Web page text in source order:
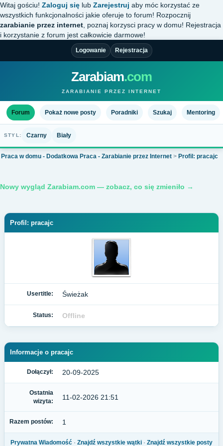
Witaj gościu! Zaloguj się lub Zarejestruj aby móc korzystać ze
wszystkich funkcjonalności jakie oferuje to forum! Rozpocznij
zarabianie przez internet , poznaj korzysci pracy w domu! Rejestracja
i korzystanie z forum jest całkowicie darmowe!
Logowanie Rejestracja
Zarabiam.com
ZARABIANIE PRZEZ INTERNET
Forum Pokaż nowe posty Poradniki Szukaj Mentoring
STYL: Czarny Biały
Praca w domu - Dodatkowa Praca - Zarabianie przez Internet > Profil: pracajc
Nowy wygląd Zarabiam.com — zobacz, co się zmieniło →
Profil: pracajc
Usertitle: Świeżak
Status: Offline
Informacje o pracajc
Dołączył: 20-09-2025
Ostatnia
wizyta:
11-02-2026 21:51
Razem postów: 1
Prywatna Wiadomość · Znajdź wszystkie wątki · Znajdź wszystkie posty